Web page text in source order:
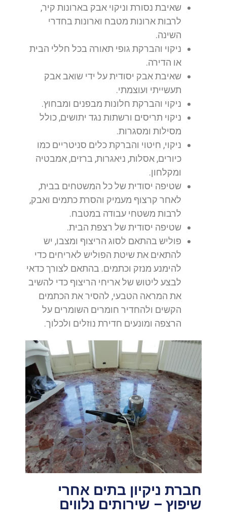
שאיבת נסורת וניקוי אבק בארונות קיר,
לרבות ארונות מטבח וארונות בחדרי
השינה.
ניקוי והברקת גופי תאורה בכל חללי הבית
או הדירה.
שאיבת אבק יסודית על ידי שואב אבק
תעשייתי ועוצמתי.
ניקוי והברקת חלונות מבפנים ומבחוץ.
ניקוי תריסים ורשתות נגד יתושים, כולל
מסילות ומסגרות.
ניקוי, חיטוי והברקת כלים סניטריים כמו
כיורים, אסלות, ניאגרות, ברזים, אמבטיה
ומקלחון.
שטיפה יסודית של כל המשטחים בבית,
לאחר קרצוף מעמיק והסרת כתמים ואבק,
לרבות משטחי עבודה במטבח.
שטיפה יסודית של רצפת הבית.
פוליש בהתאם לסוג הריצוף ומצבו, יש
להתאים את שיטת הפוליש לאריחים כדי
להימנע מנזק וכתמים. בהתאם לצורך כדאי
לבצע ליטוש של אריחי הריצוף כדי להשיב
את המראה הטבעי, להסיר את הכתמים
הקשים ולהחדיר חומרים השומרים על
הרצפה ומונעים חדירת נוזלים ולכלוך.
חברת ניקיון בתים אחרי
שיפוץ – שירותים נלווים